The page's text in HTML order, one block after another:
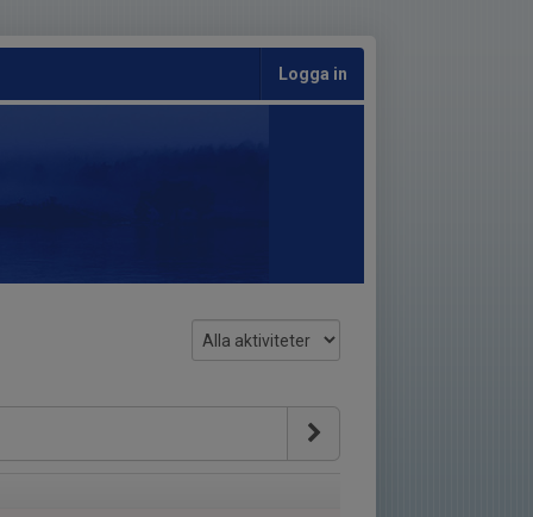
Logga in